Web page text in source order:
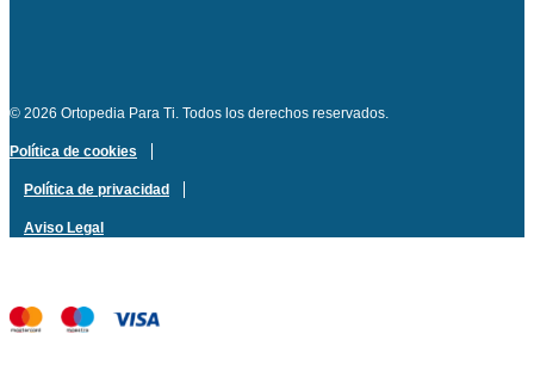
© 2026 Ortopedia Para Ti. Todos los derechos reservados.
Política de cookies
Política de privacidad
Aviso Legal